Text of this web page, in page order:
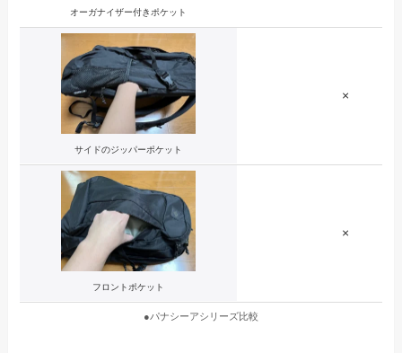
オーガナイザー付きポケット
サイドのジッパーポケット
×
フロントポケット
×
●パナシーアシリーズ比較